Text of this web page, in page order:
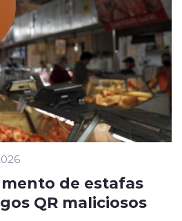
de estafas
QR maliciosos